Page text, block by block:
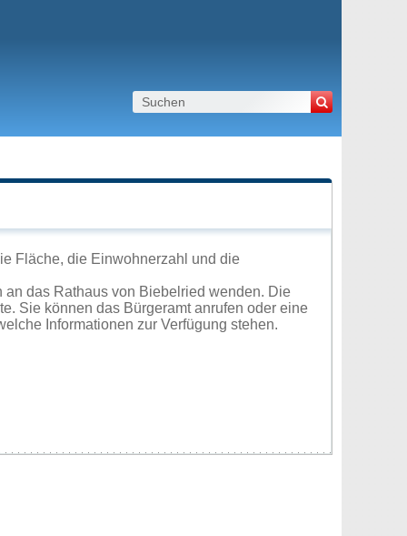
Fläche, die Einwohnerzahl und die
das Rathaus von Biebelried wenden. Die
Sie können das Bürgeramt anrufen oder eine
Informationen zur Verfügung stehen.